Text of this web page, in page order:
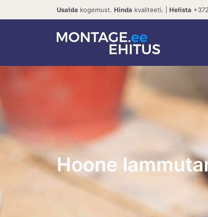
Usalda kogemust. Hinda kvaliteeti. | Helista
Hoone